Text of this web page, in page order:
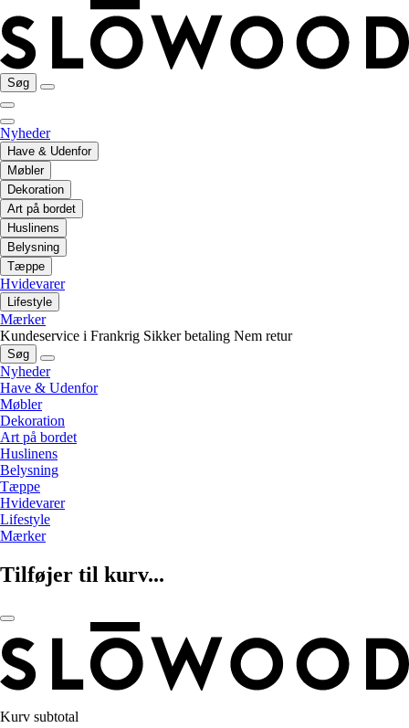
Søg
Nyheder
Have & Udenfor
Møbler
Dekoration
Art på bordet
Huslinens
Belysning
Tæppe
Hvidevarer
Lifestyle
Mærker
Kundeservice i Frankrig Sikker betaling Nem retur
Søg
Nyheder
Have & Udenfor
Møbler
Dekoration
Art på bordet
Huslinens
Belysning
Tæppe
Hvidevarer
Lifestyle
Mærker
Tilføjer til kurv...
Kurv subtotal